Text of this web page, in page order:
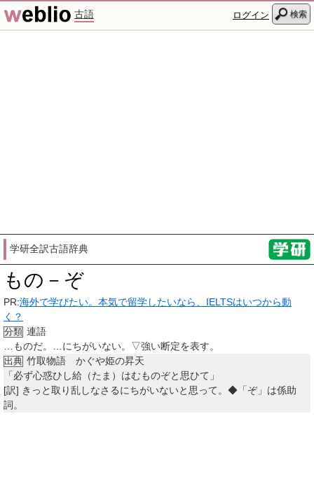
古語 ログイン 検索
学研全訳古語辞典
もの－ぞ
PR:海外で学びたい。本気で留学したいなら、IELTSはいつから動
く？
分類 連語
…ものだ。…にちがいない。▽強い断定を表す。
出典 竹取物語 かぐや姫の昇天
「必ず心惑ひし給（たま）はむものぞと思ひて」
[訳] きっと取り乱しなさるにちがいないと思って。◆「ぞ」は係助
詞。